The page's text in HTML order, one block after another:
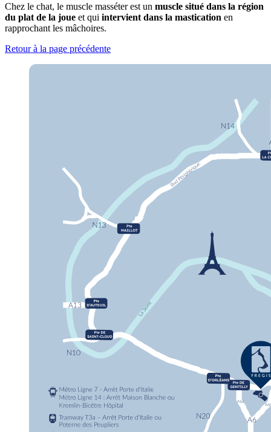
Chez le chat, le muscle masséter est un muscle situé dans la région
du plat de la joue et qui intervient dans la mastication en
rapprochant les mâchoires.
Retour à la page précédente